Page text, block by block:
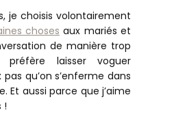
je choisis volontairement
choses aux mariés et
de manière trop
laisser voguer
qu’on s’enferme dans
Et aussi parce que j’aime
!